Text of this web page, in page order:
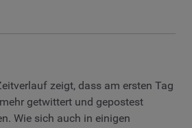
zeigt, dass am ersten Tag
getwittert und gepostest
Wie sich auch in einigen